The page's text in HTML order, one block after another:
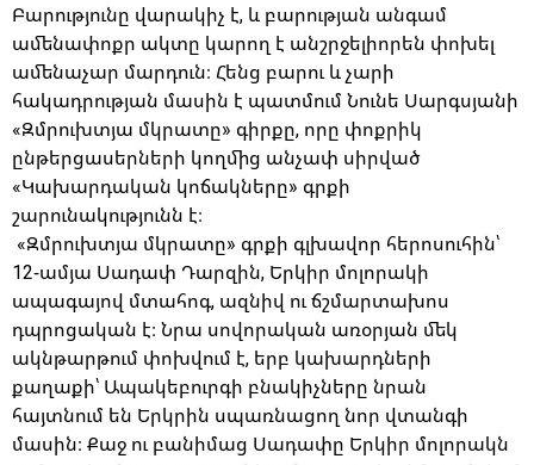
Բարությունը վարակիչ է, և բարության անգամ
ամենափոքր ակտը կարող է անշրջելիորեն փոխել
ամենաչար մարդուն։ Հենց բարու և չարի
հակադրության մասին է պատմում Նունե Սարգսյանի
«Զմրուխտյա մկրատը» գիրքը, որը փոքրիկ
ընթերցասերների կողմից անչափ սիրված
«Կախարդական կոճակները» գրքի
շարունակությունն է։
«Զմրուխտյա մկրատը» գրքի գլխավոր հերոսուհին՝
12-ամյա Սադափ Դարզին, Երկիր մոլորակի
ապագայով մտահոգ, ազնիվ ու ճշմարտախոս
դպրոցական է։ Նրա սովորական առօրյան մեկ
ակնթարթում փոխվում է, երբ կախարդների
քաղաքի՝ Ապակեբուրգի բնակիչները նրան
հայտնում են Երկրին սպառնացող նոր վտանգի
մասին։ Քաջ ու բանիմաց Սադափը Երկիր մոլորակն